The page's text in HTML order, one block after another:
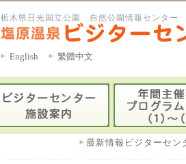
栃木県日光国立公園 自然公園情報センター
English 繁體中文
最新情報ビジターセン